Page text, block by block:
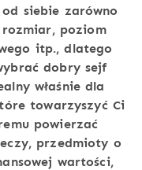
siebie zarówno
poziom
itp., dlatego
dobry sejf
właśnie dla
towarzyszyć Ci
powierzać
przedmioty o
wartości,